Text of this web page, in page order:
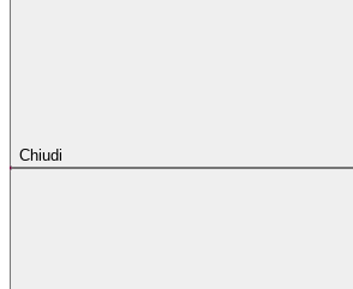
Chiudi